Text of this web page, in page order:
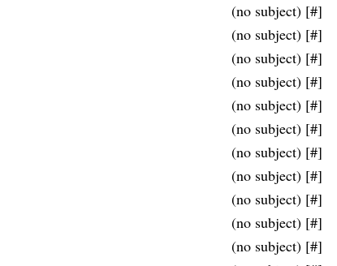
(no subject) [#]
(no subject) [#]
(no subject) [#]
(no subject) [#]
(no subject) [#]
(no subject) [#]
(no subject) [#]
(no subject) [#]
(no subject) [#]
(no subject) [#]
(no subject) [#]